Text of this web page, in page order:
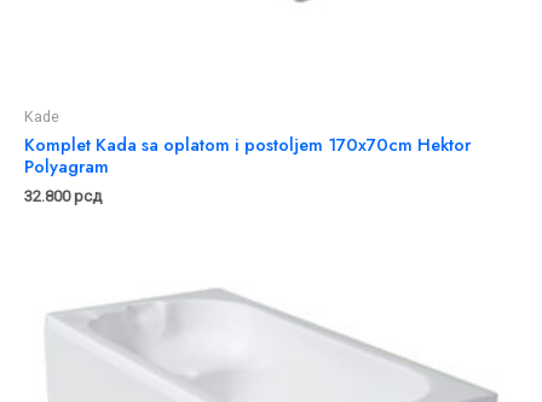
Kade
Komplet Kada sa oplatom i postoljem 170x70cm Hektor
Polyagram
32.800рсд